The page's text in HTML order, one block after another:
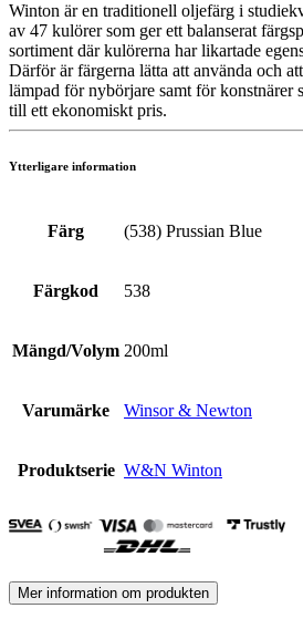
Winton är en traditionell oljefärg i
av 47 kulörer som ger ett balanserat
sortiment där kulörerna har likartade
Därför är färgerna lätta att använda och
lämpad för nybörjare samt för konstnärer
till ett ekonomiskt pris.
Ytterligare information
Färg (538) Prussian Blue
Färgkod 538
Mängd/Volym 200ml
Varumärke Winsor & Newton
Produktserie W&N Winton
Mer information om produkten